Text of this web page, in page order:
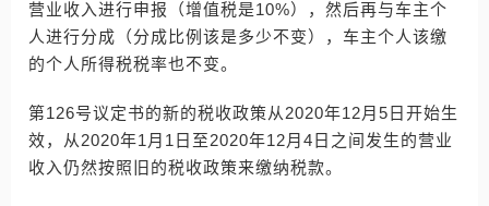
营业收入进行申报（增值税是10%），然后再与车主个
人进行分成（分成比例该是多少不变），车主个人该缴
的个人所得税税率也不变。
第126号议定书的新的税收政策从2020年12月5日开始生
效，从2020年1月1日至2020年12月4日之间发生的营业
收入仍然按照旧的税收政策来缴纳税款。